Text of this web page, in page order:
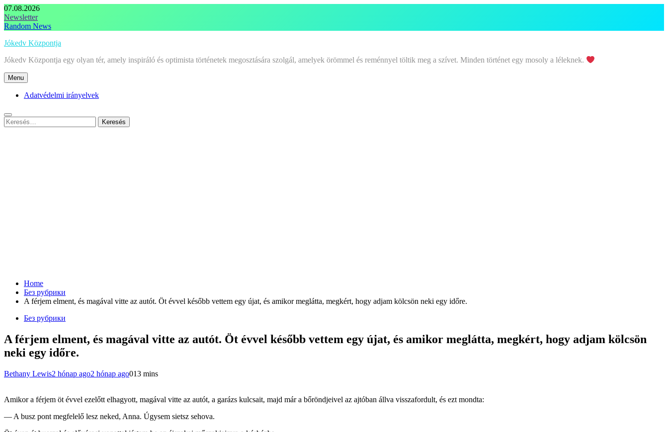
Skip
to
content
07.08.2026
Newsletter
Random News
Jókedv Központja
Jókedv Központja egy olyan tér, amely inspiráló és optimista történetek megosztására szolgál, amelyek örömmel és reménnyel töltik meg a szívet. Minden történet egy mosoly a léleknek.
Menu
Adatvédelmi irányelvek
Keresés:
Home
Без рубрики
A férjem elment, és magával vitte az autót. Öt évvel később vettem egy újat, és amikor meglátta, megkért, hogy adjam kölcsön neki egy időre.
Без рубрики
A férjem elment, és magával vitte az autót. Öt évvel később vettem egy újat, és amikor meglátta, megkért, hogy adjam kölcsön
neki egy időre.
Bethany Lewis2 hónap ago2 hónap ago013 mins
Amikor a férjem öt évvel ezelőtt elhagyott, magával vitte az autót, a garázs kulcsait, majd már a bőröndjeivel az ajtóban állva visszafordult, és ezt mondta:
— A busz pont megfelelő lesz neked, Anna. Úgysem sietsz sehova.